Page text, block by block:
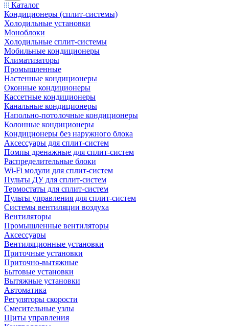
Каталог
Кондиционеры (сплит-системы)
Холодильные установки
Моноблоки
Холодильные сплит-системы
Мобильные кондиционеры
Климатизаторы
Промышленные
Настенные кондиционеры
Оконные кондиционеры
Кассетные кондиционеры
Канальные кондиционеры
Напольно-потолочные кондиционеры
Колонные кондиционеры
Кондиционеры без наружного блока
Аксессуары для сплит-систем
Помпы дренажные для сплит-систем
Распределительные блоки
Wi-Fi модули для сплит-систем
Пульты ДУ для сплит-систем
Термостаты для сплит-систем
Пульты управления для сплит-систем
Системы вентиляции воздуха
Вентиляторы
Промышленные вентиляторы
Аксессуары
Вентиляционные установки
Приточные установки
Приточно-вытяжные
Бытовые установки
Вытяжные установки
Автоматика
Регуляторы скорости
Смесительные узлы
Щиты управления